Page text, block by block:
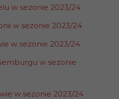
w sezonie 2023/24
w sezonie 2023/24
w sezonie 2023/24
w sezonie
w sezonie 2023/24